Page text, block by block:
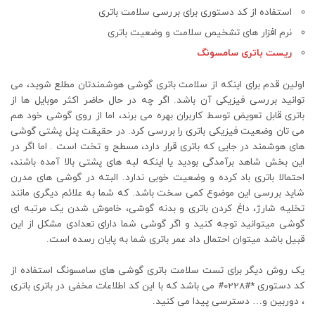
استفاده از کد دستوری برای بررسی سلامت باتری
نرم افزار های تشخیص سلامت و وضعیت باتری
ریست باتری سامسونگ
اولین قدم برای اینکه از سلامت باتری گوشی هوشمندتان مطلع شوید، می
توانید بررسی فیزیکی آن باشد. اگر چه در حال حاضر اکثر موبایل ها از
باتری قابل تعویض توسط کاربران بهره می برند، اما از روی گوشی خود هم
می تان وضعیت فیزیکی باتری را بررسی کرد. در حقیقت پنل پشتی گوشی
های هوشمند در جایی که باتری قرار دارد، مسطح و تخت است . اما اگر در
این بخش شاهد برآمدگی بودید یا اینکه لبه های پشتی بالا آمده باشند،
احتمالا باتری باد کرده و وضعیت خوبی ندارد. البته در گوشی های مدرن
شاید بررسی این موضوع کمی سخت باشد. که شما به علائم دیگری مانند
تخلیه شارژ، داغ کردن باتری و بدنه گوشی، خاموش شدن یک مرتبه ای
گوشی میتوانید توجه کنید و اگر گوشی شما دارای تعدادی مشکل از این
قبیل باشد میتوان احتمال داد عمر باتری شما به پایان رسده است.
یک روش دیگر برای تست سلامت باتری گوشی های سامسونگ استفاده از
کد دستوری *#0228# می باشد که با این کد اطلاعات مخفی در باتری باتری
، دوربین و… دسترسی پیدا می کنید.